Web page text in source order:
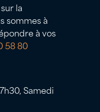
la
sommes à
à vos
58 80
Samedi